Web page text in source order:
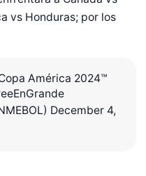
vs Honduras; por los
América 2024™
December 4,